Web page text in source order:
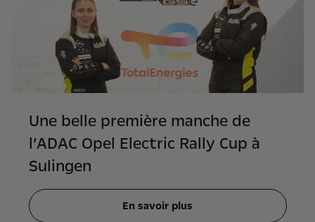
Une belle première manche de
l’ADAC Opel Electric Rally Cup à
Sulingen
En savoir plus